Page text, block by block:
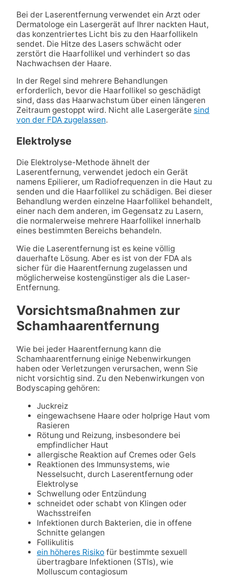
Bei der Laserentfernung verwendet ein Arzt oder
Dermatologe ein Lasergerät auf Ihrer nackten Haut,
das konzentriertes Licht bis zu den Haarfollikeln
sendet. Die Hitze des Lasers schwächt oder
zerstört die Haarfollikel und verhindert so das
Nachwachsen der Haare.
In der Regel sind mehrere Behandlungen
erforderlich, bevor die Haarfollikel so geschädigt
sind, dass das Haarwachstum über einen längeren
Zeitraum gestoppt wird. Nicht alle Lasergeräte sind
von der FDA zugelassen.
Elektrolyse
Die Elektrolyse-Methode ähnelt der
Laserentfernung, verwendet jedoch ein Gerät
namens Epilierer, um Radiofrequenzen in die Haut zu
senden und die Haarfollikel zu schädigen. Bei dieser
Behandlung werden einzelne Haarfollikel behandelt,
einer nach dem anderen, im Gegensatz zu Lasern,
die normalerweise mehrere Haarfollikel innerhalb
eines bestimmten Bereichs behandeln.
Wie die Laserentfernung ist es keine völlig
dauerhafte Lösung. Aber es ist von der FDA als
sicher für die Haarentfernung zugelassen und
möglicherweise kostengünstiger als die Laser-
Entfernung.
Vorsichtsmaßnahmen zur
Schamhaarentfernung
Wie bei jeder Haarentfernung kann die
Schamhaarentfernung einige Nebenwirkungen
haben oder Verletzungen verursachen, wenn Sie
nicht vorsichtig sind. Zu den Nebenwirkungen von
Bodyscaping gehören:
Juckreiz
eingewachsene Haare oder holprige Haut vom
Rasieren
Rötung und Reizung, insbesondere bei
empfindlicher Haut
allergische Reaktion auf Cremes oder Gels
Reaktionen des Immunsystems, wie
Nesselsucht, durch Laserentfernung oder
Elektrolyse
Schwellung oder Entzündung
schneidet oder schabt von Klingen oder
Wachsstreifen
Infektionen durch Bakterien, die in offene
Schnitte gelangen
Follikulitis
ein höheres Risikofür bestimmte sexuell
übertragbare Infektionen (STIs), wie
Molluscum contagiosum